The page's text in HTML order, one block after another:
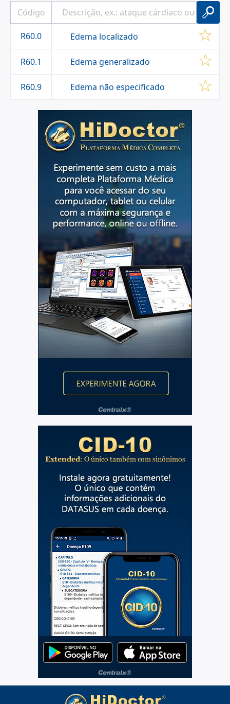
R60.0 Edema localizado
R60.1 Edema generalizado
R60.9 Edema não especificado